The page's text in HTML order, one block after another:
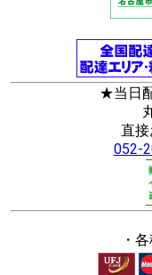
★当日
直接
052-
・